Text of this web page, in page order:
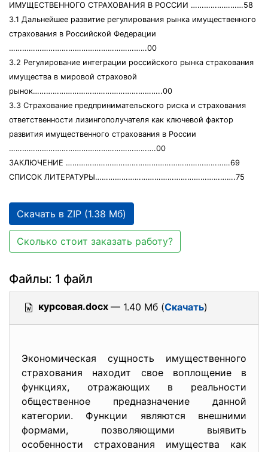
ИМУЩЕСТВЕННОГО СТРАХОВАНИЯ В РОССИИ ……………………58
3.1 Дальнейшее развитие регулирования рынка имущественного
страхования в Российской Федерации
………………………………………………………00
3.2 Регулирование интеграции российского рынка страхования
имущества в мировой страховой
рынок…………………………………………………..00
3.3 Страхование предпринимательского риска и страхования
ответственности лизингополучателя как ключевой фактор
развития имущественного страхования в России
………………………………………………………….00
ЗАКЛЮЧЕНИЕ …………………………………………………………………69
СПИСОК ЛИТЕРАТУРЫ……………………………………………………….75
Скачать в ZIP (1.38 Мб)
Сколько стоит заказать работу?
Файлы: 1 файл
курсовая.docx — 1.40 Мб (Скачать)
Экономическая сущность имущественного
страхования находит свое воплощение в
функциях, отражающих в реальности
общественное предназначение данной
категории. Функции являются внешними
формами, позволяющими выявить
особенности страхования имущества как